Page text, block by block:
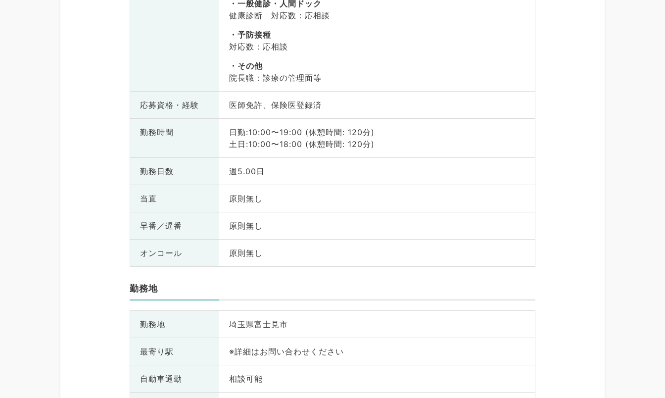
一般健診・人間ドック
健康診断 対応数：応相談
予防接種
対応数：応相談
その他
院長職：診療の管理面等
応募資格・ 経験 医師免許、保険医登録済
勤務時間
日勤:10:00〜19:00 (休憩時間: 120分)
土日:10:00〜18:00 (休憩時間: 120分)
勤務日数 週5.00日
当直 原則無し
早番／遅番 原則無し
オンコール 原則無し
勤務地
勤務地 埼玉県富士見市
最寄り駅 ※詳細はお問い合わせください
自動車通勤 相談可能